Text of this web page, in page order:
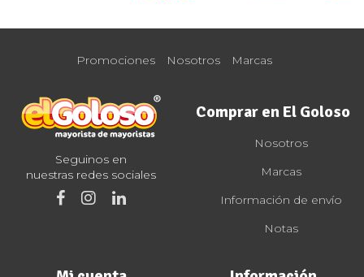
Promociones Nosotros Marcas
Seguinos en
nuestras redes sociales
Comprar en El Goloso
Nosotros
Marcas
Información de envío
Notas